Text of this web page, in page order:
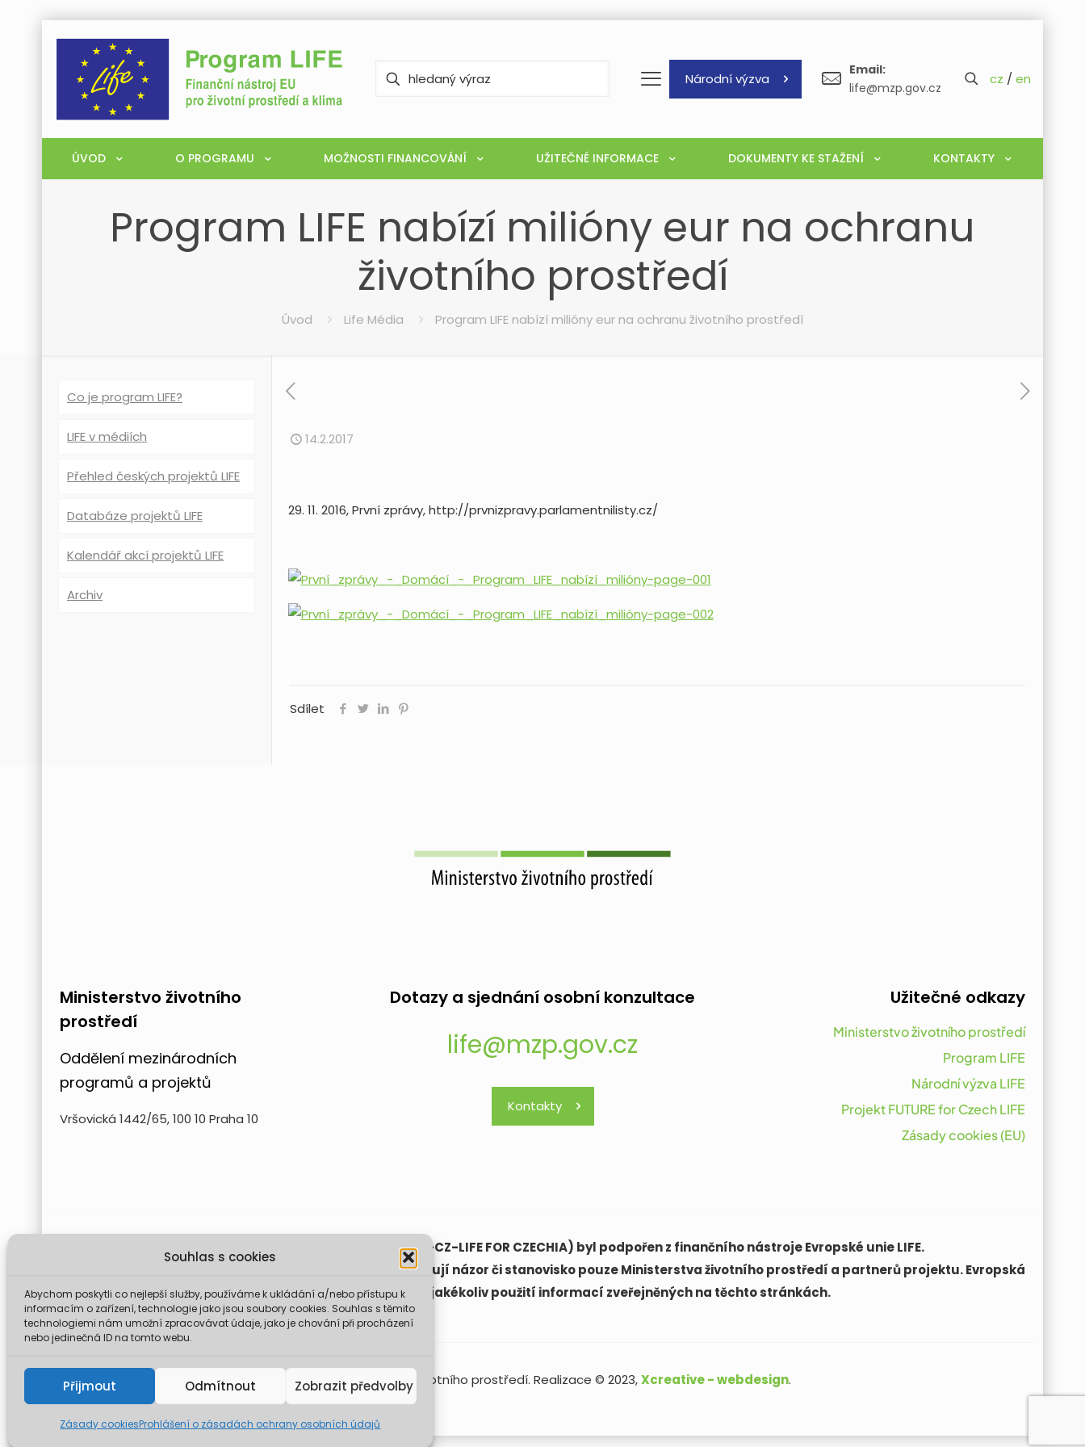
Souhlas s cookies
Abychom poskytli co nejlepší služby, používáme k ukládání a/nebo přístupu k
informacím o zařízení, technologie jako jsou soubory cookies. Souhlas s těmito
technologiemi nám umožní zpracovávat údaje, jako je chování při procházení
nebo jedinečná ID na tomto webu.
Přijmout Odmítnout Zobrazit předvolby
Zásady cookiesProhlášení o zásadách ochrany osobních údajů
Národní výzva
Email:
life@mzp.gov.cz
cz / en
ÚVOD O PROGRAMU MOŽNOSTI FINANCOVÁNÍ UŽITEČNÉ INFORMACE DOKUMENTY KE STAŽENÍ KONTAKTY
Program LIFE nabízí milióny eur na ochranu
životního prostředí
Úvod Life Média Program LIFE nabízí milióny eur na ochranu životního prostředí
14.2.2017
29. 11. 2016, První zprávy, http://prvnizpravy.parlamentnilisty.cz/
Sdílet
Co je program LIFE?
LIFE v médiích
Přehled českých projektů LIFE
Databáze projektů LIFE
Kalendář akcí projektů LIFE
Archiv
Ministerstvo životního
prostředí
Oddělení mezinárodních
programů a projektů
Vršovická 1442/65, 100 10 Praha 10
Dotazy a sjednání osobní konzultace
life@mzp.gov.cz
Kontakty
Užitečné odkazy
Ministerstvo životního prostředí
Program LIFE
Národní výzva LIFE
Projekt FUTURE for Czech LIFE
Zásady cookies (EU)
Projekt FUTURE for Czech LIFE (LIFE21-CAP-CZ-LIFE FOR CZECHIA) byl podpořen z finančního nástroje Evropské unie LIFE.
Údaje a informace zveřejněné na těchto stránkách vyjadřují názor či stanovisko pouze Ministerstva životního prostředí a partnerů projektu. Evropská
komise není odpovědná za jakékoliv použití informací zveřejněných na těchto stránkách.
© 2026 Ministerstvo životního prostředí. Realizace © 2023,Xcreative - webdesign.